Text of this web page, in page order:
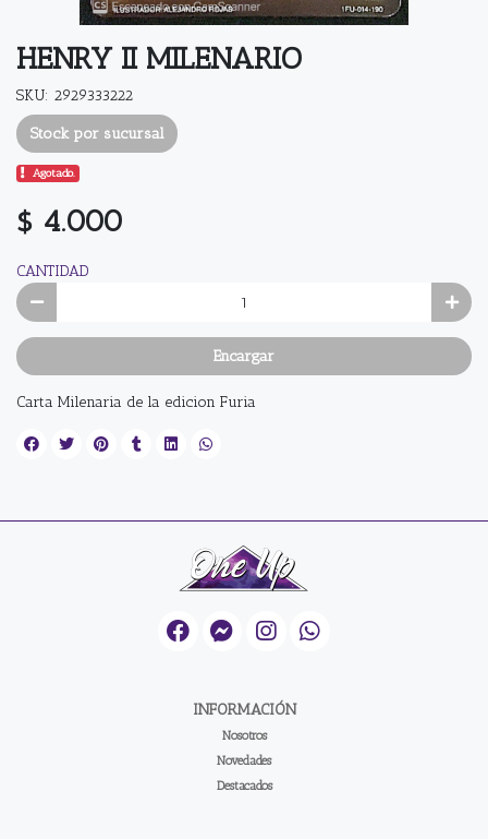
HENRY II MILENARIO
SKU: 2929333222
Stock por sucursal
Agotado.
$ 4.000
CANTIDAD
Encargar
Carta Milenaria de la edicion Furia
INFORMACIÓN
Nosotros
Novedades
Destacados